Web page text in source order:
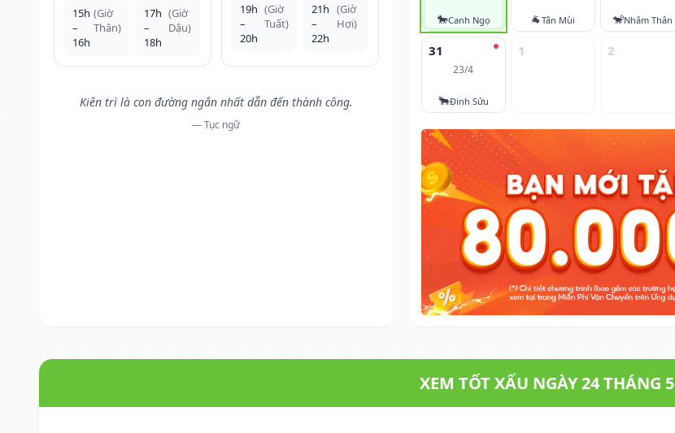
15h
–
16h
(Giờ
Thân)
17h
–
18h
(Giờ
Dậu)
19h
–
20h
(Giờ
Tuất)
21h
–
22h
(Giờ
Hợi)
Kiên trì là con đường ngắn nhất dẫn đến thành công.
— Tục ngữ
🐎Canh Ngọ 🐐Tân Mùi 🐒Nhâm Thân
31
23/4
🐂Đinh Sửu
1 2
XEM TỐT XẤU NGÀY 24 THÁNG 5